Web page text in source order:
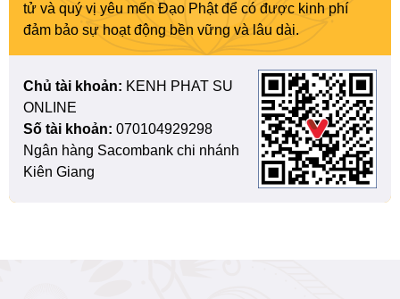
tử và quý vị yêu mến Đạo Phật để có được kinh phí
đảm bảo sự hoạt động bền vững và lâu dài.
Chủ tài khoản: KENH PHAT SU
ONLINE
Số tài khoản: 070104929298
Ngân hàng Sacombank chi nhánh
Kiên Giang